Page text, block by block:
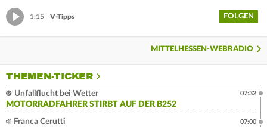
1:15 V-Tipps FOLGEN
MITTELHESSEN-WEBRADIO
THEMEN-TICKER
Unfallflucht bei Wetter
MOTORRADFAHRER STIRBT AUF DER B252
07:32
Franca Cerutti
07:00